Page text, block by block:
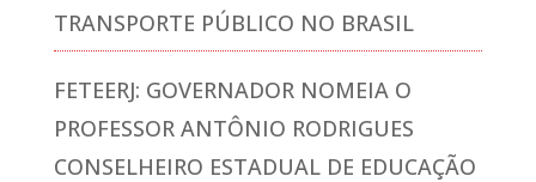
TRANSPORTE PÚBLICO NO BRASIL
FETEERJ: GOVERNADOR NOMEIA O
PROFESSOR ANTÔNIO RODRIGUES
CONSELHEIRO ESTADUAL DE EDUCAÇÃO